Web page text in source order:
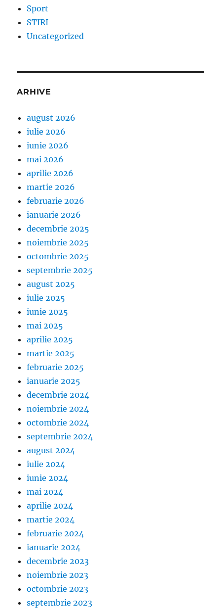
Sport
STIRI
Uncategorized
ARHIVE
august 2026
iulie 2026
iunie 2026
mai 2026
aprilie 2026
martie 2026
februarie 2026
ianuarie 2026
decembrie 2025
noiembrie 2025
octombrie 2025
septembrie 2025
august 2025
iulie 2025
iunie 2025
mai 2025
aprilie 2025
martie 2025
februarie 2025
ianuarie 2025
decembrie 2024
noiembrie 2024
octombrie 2024
septembrie 2024
august 2024
iulie 2024
iunie 2024
mai 2024
aprilie 2024
martie 2024
februarie 2024
ianuarie 2024
decembrie 2023
noiembrie 2023
octombrie 2023
septembrie 2023